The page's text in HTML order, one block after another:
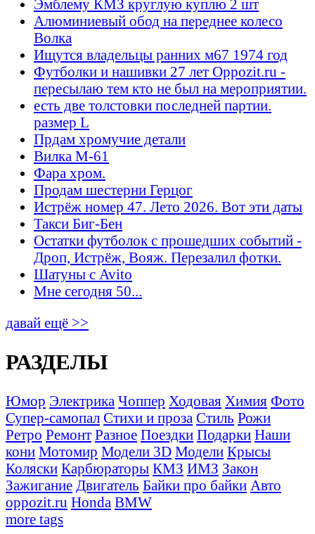
Эмблему КМЗ круглую куплю 2 шт
Алюминиевый обод на переднее колесо
Волка
Ищутся владельцы ранних м67 1974 год
Футболки и нашивки 27 лет Oppozit.ru -
пересылаю тем кто не был на мероприятии.
есть две толстовки последней партии.
размер L
Прдам хромучие детали
Вилка М-61
Фара хром.
Продам шестерни Герцог
Истрёж номер 47. Лето 2026. Вот эти даты
Такси Биг-Бен
Остатки футболок с прошедших событий -
Дроп, Истрёж, Вояж. Перезалил фотки.
Шатуны с Avito
Мне сегодня 50...
давай ещё >>
РАЗДЕЛЫ
Юмор Электрика Чоппер Ходовая Химия Фото
Супер-самопал Стихи и проза Стиль Рожи
Ретро Ремонт Разное Поездки Подарки Наши
кони Мотомир Модели 3D Модели Крысы
Коляски Карбюраторы КМЗ ИМЗ Закон
Зажигание Двигатель Байки про байки Авто
oppozit.ru Honda BMW
more tags